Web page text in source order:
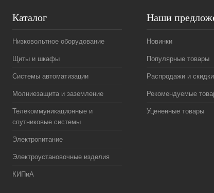
Каталог
Низковольтное оборудование
Щиты и шкафы
Системы автоматизации
Молниезащита и заземление
Телекоммуникационные и
спутниковые системы
Электропитание
Электроустановочные изделия
КИПиА
Наши
Новинки
Популярные товары
Распродажи и скидки
Рекомендуемые
Уцененные товары